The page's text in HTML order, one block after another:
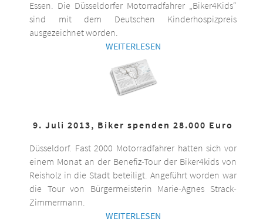
Essen. Die Düsseldorfer Motorradfahrer „Biker4Kids“
sind mit dem Deutschen Kinderhospizpreis
ausgezeichnet worden.
WEITERLESEN
9. Juli 2013, Biker spenden 28.000 Euro
Düsseldorf. Fast 2000 Motorradfahrer hatten sich vor
einem Monat an der Benefiz-Tour der Biker4kids von
Reisholz in die Stadt beteiligt. Angeführt worden war
die Tour von Bürgermeisterin Marie-Agnes Strack-
Zimmermann.
WEITERLESEN